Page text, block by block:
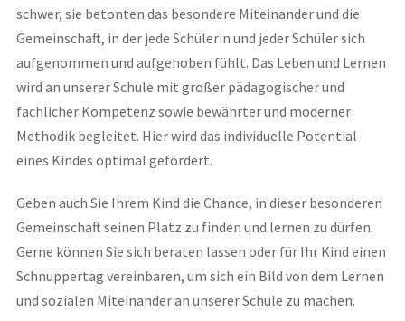
schwer, sie betonten das besondere Miteinander und die
Gemeinschaft, in der jede Schülerin und jeder Schüler sich
aufgenommen und aufgehoben fühlt. Das Leben und Lernen
wird an unserer Schule mit großer pädagogischer und
fachlicher Kompetenz sowie bewährter und moderner
Methodik begleitet. Hier wird das individuelle Potential
eines Kindes optimal gefördert.
Geben auch Sie Ihrem Kind die Chance, in dieser besonderen
Gemeinschaft seinen Platz zu finden und lernen zu dürfen.
Gerne können Sie sich beraten lassen oder für Ihr Kind einen
Schnuppertag vereinbaren, um sich ein Bild von dem Lernen
und sozialen Miteinander an unserer Schule zu machen.